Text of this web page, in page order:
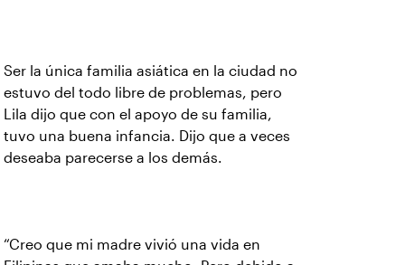
Ser la única familia asiática en la ciudad no
estuvo del todo libre de problemas, pero
Lila dijo que con el apoyo de su familia,
tuvo una buena infancia. Dijo que a veces
deseaba parecerse a los demás.
“Creo que mi madre vivió una vida en